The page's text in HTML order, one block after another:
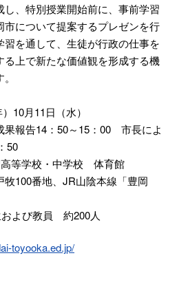
、特別授業開始前に、事前学習
について提案するプレゼンを行
を通して、生徒が行政の仕事を
上で新たな価値観を形成する機
10月11日（水）
告14：50～15：00 市長によ
50
等学校・中学校 体育館
番地、JR山陰本線「豊岡
よび教員 約200人
toyooka.ed.jp/